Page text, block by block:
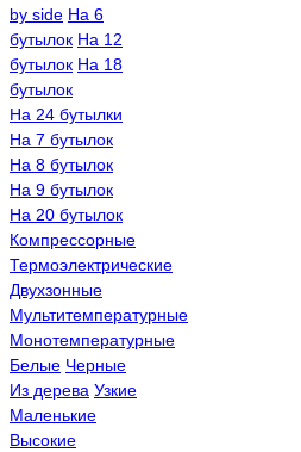
by side На 6
бутылок На 12
бутылок На 18
бутылок
На 24 бутылки
На 7 бутылок
На 8 бутылок
На 9 бутылок
На 20 бутылок
Компрессорные
Термоэлектрические
Двухзонные
Мультитемпературные
Монотемпературные
Белые Черные
Из дерева Узкие
Маленькие
Высокие